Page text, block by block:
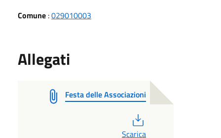
Comune :029010003
Allegati
Festa delle Associazioni
Scarica